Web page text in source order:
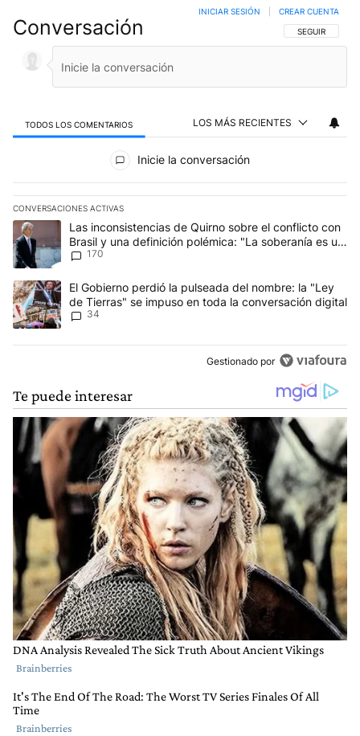
Conversación SIGA ESTA
SEGUIR
INICIAR SESIÓN CREAR CUENTA
TODOS LOS COMENTARIOS LOS MÁS RECIENTES
Todos los comentarios
Inicie la conversación
CONVERSACIONES ACTIVAS
Este listado muestra los artículos con más comentarios en los
Un artículo de tendencia con el título "Las inconsistencias de
Las inconsistencias de Quirno sobre el conflicto con
Brasil y una definición polémica: "La soberanía es un
concepto antiguo"
170
Un artículo de tendencia con el título "El Gobierno perdió la
El Gobierno perdió la pulseada del nombre: la "Ley
de Tierras" se impuso en toda la conversación digital
34
Gestionado por